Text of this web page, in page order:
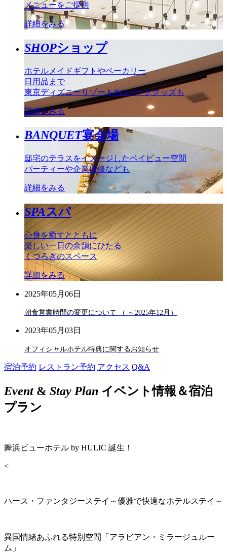
メニューをご提供
詳細をみる
SHOPショップ
ホテルメイドギフトやベーカリー
日用品まで
東京ディズニーリゾート®のパークグッズも
詳細をみる
BANQUET宴会場
邸宅のテラスをイメージしたベイビュー空間
パーティーや企業研修なども
詳細をみる
SPAスパ
心身を癒すとともに
楽しい一日の余韻にひたる
くつろぎのスペース
詳細をみる
2025年05月06日
朝食営業時間の変更について （ ～2025年12月）
2023年05月03日
オフィシャルホテル特典に関するお知らせ
宿泊予約 レストラン予約 アクセス Q&A
Event& Stay Plan イベント情報＆宿泊
プラン
舞浜ビューホテル by HULIC 誕生！
<
ハース・ファンタジーステイ～優雅で快適なホテルステイ～
異国情緒あふれる特別空間「アラビアン・ミラージュルー
ム」